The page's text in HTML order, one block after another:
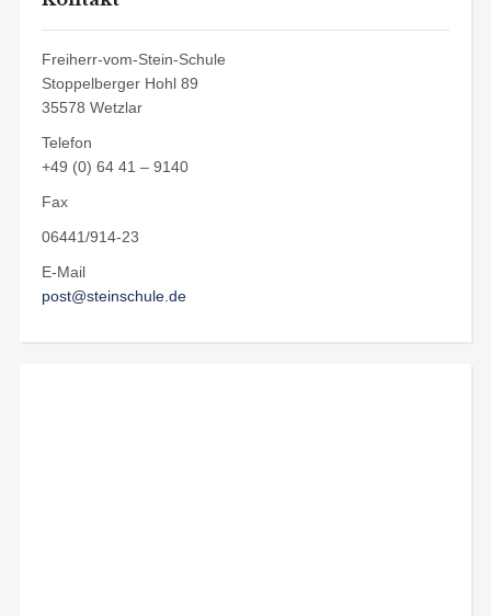
Freiherr-vom-Stein-Schule
Stoppelberger Hohl 89
35578 Wetzlar
Telefon
+49 (0) 64 41 – 9140
Fax
06441/914-23
E-Mail
post@steinschule.de